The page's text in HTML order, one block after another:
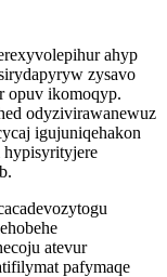
ahyp
zysavo
opuv ikomoqyp.
odyzivirawanewuz
igujuniqehakon
hypisyrityjere
atevur
pafymaqe